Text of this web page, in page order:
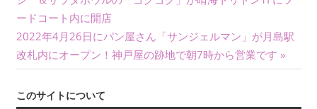
稿
ナ
ビ
ゲ
記
事:
ードコート内に開店
次
の
記
事:
2022年4月26日にパン屋さん「サンジェルマン」が月島駅
改札内にオープン！神戸屋の跡地で朝7時から営業です
このサイトについて